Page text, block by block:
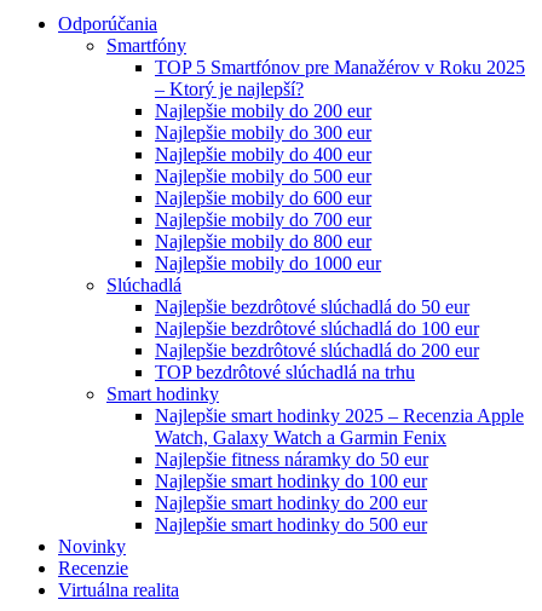
Odporúčania
Smartfóny
TOP 5 Smartfónov pre Manažérov v Roku 2025
– Ktorý je najlepší?
Najlepšie mobily do 200 eur
Najlepšie mobily do 300 eur
Najlepšie mobily do 400 eur
Najlepšie mobily do 500 eur
Najlepšie mobily do 600 eur
Najlepšie mobily do 700 eur
Najlepšie mobily do 800 eur
Najlepšie mobily do 1000 eur
Slúchadlá
Najlepšie bezdrôtové slúchadlá do 50 eur
Najlepšie bezdrôtové slúchadlá do 100 eur
Najlepšie bezdrôtové slúchadlá do 200 eur
TOP bezdrôtové slúchadlá na trhu
Smart hodinky
Najlepšie smart hodinky 2025 – Recenzia Apple
Watch, Galaxy Watch a Garmin Fenix
Najlepšie fitness náramky do 50 eur
Najlepšie smart hodinky do 100 eur
Najlepšie smart hodinky do 200 eur
Najlepšie smart hodinky do 500 eur
Novinky
Recenzie
Virtuálna realita